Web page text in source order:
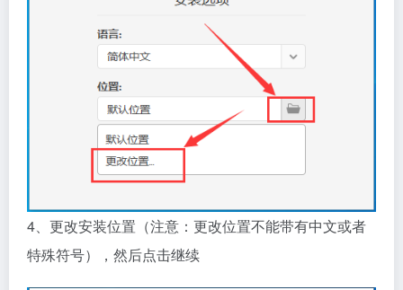
4、更改安装位置（注意：更改位置不能带有中文或者
特殊符号），然后点击继续